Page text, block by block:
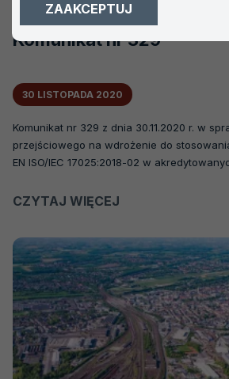
Komunikat nr 329
30 LISTOPADA 2020
Komunikat nr 329 z dnia 30.11.2020 r. w
przejściowego na wdrożenie do
EN ISO/IEC 17025:2018-02 w
CZYTAJ WIĘCEJ
NR
329
ZAAKCEPTUJ